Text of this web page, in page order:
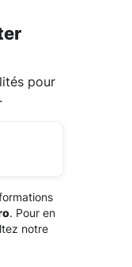
pour
. Pour en
notre